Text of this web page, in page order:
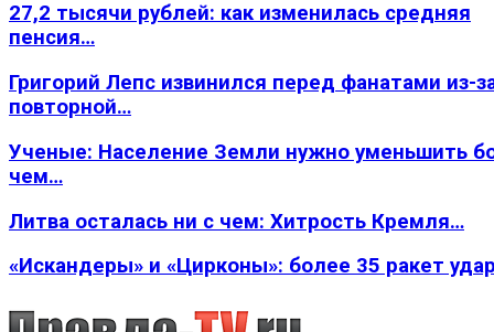
27,2 тысячи рублей: как изменилась средняя
пенсия…
Григорий Лепс извинился перед фанатами из-
повторной…
Ученые: Население Земли нужно уменьшить
чем…
Литва осталась ни с чем: Хитрость Кремля…
«Искандеры» и «Цирконы»: более 35 ракет